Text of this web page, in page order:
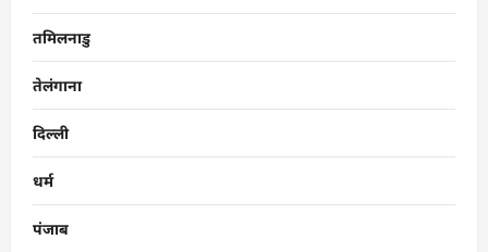
तमिलनाडु
तेलंगाना
दिल्ली
धर्म
पंजाब